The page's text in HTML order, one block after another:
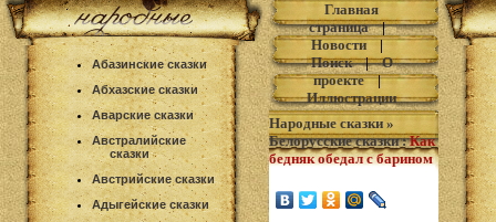
Абазинские сказки
Абхазские сказки
Аварские сказки
Австралийские
сказки
Австрийские сказки
Адыгейские сказки
Главная
страница|
Новости|
Поиск|О
проекте|
Иллюстрации
Народные сказки »
Белорусские сказки: Как
бедняк обедал с барином